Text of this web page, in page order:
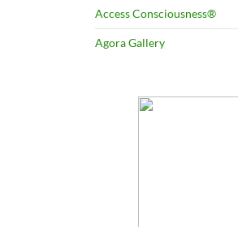
Access Consciousness®
Agora Gallery